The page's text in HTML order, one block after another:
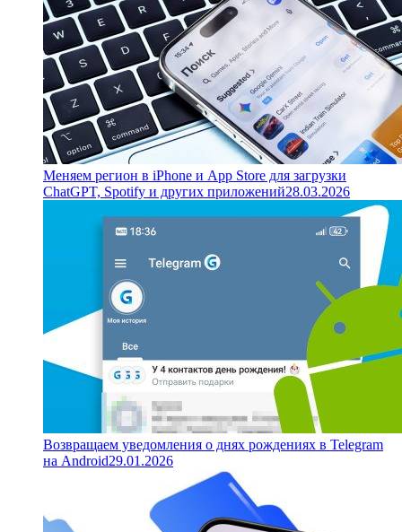
Меняем регион в iPhone и App Store для загрузки
ChatGPT, Spotify и других приложений28.03.2026
Возвращаем уведомления о днях рождениях в Telegram
на Android29.01.2026